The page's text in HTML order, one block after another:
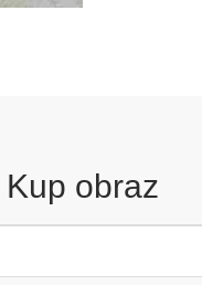
Kup obraz